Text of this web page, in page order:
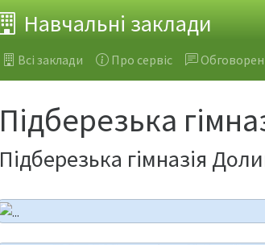
Навчальні заклади
Всі заклади Про сервіс
Підберезька
Підберезька гімназія